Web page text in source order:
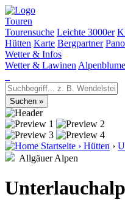
Touren
Tourensuche Leichte 3000er
Hütten Karte Bergpartner
Wetter & Infos
Wetter & Lawinen
Startseite › Hütten ›
Allgäuer Alpen